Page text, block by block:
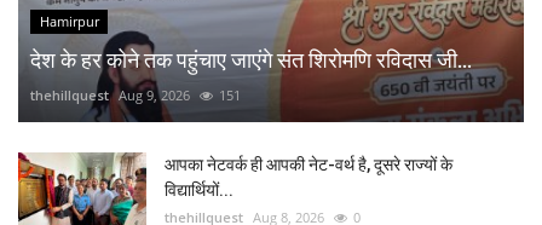
Hamirpur
देश के हर कोने तक पहुंचाए जाएंगे संत शिरोमणि रविदास जी...
thehillquest Aug 9, 2026 151
आपका नेटवर्क ही आपकी नेट-वर्थ है, दूसरे राज्यों के
विद्यार्थियों...
thehillquest Aug 8, 2026 0